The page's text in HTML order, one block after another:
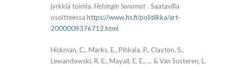
jyrkkiä toimia. Helsingin Sanomat . Saatavilla
osoitteessa https://www.hs.fi/politiikka/art-
2000009376712.html
Hickman, C., Marks, E., Pihkala, P., Clayton, S.,
Lewandowski, R. E., Mayall, E. E., … & Van Susteren, L.